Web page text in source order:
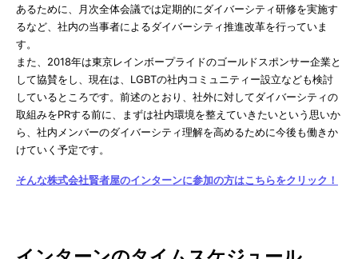
あるために、月次全体会議では定期的にダイバーシティ研修を実施す
るなど、社内の当事者によるダイバーシティ推進改革を行っていま
す。
また、2018年は東京レインボープライドのゴールドスポンサー企業と
して協賛をし、現在は、LGBTの社内コミュニティー設立なども検討
しているところです。前述のとおり、社外に対してダイバーシティの
取組みをPRする前に、まずは社内環境を整えていきたいという思いか
ら、社内メンバーのダイバーシティ理解を高めるために今後も働きか
けていく予定です。
そんな株式会社賢者屋のインターンに参加の方はこちらをクリック！